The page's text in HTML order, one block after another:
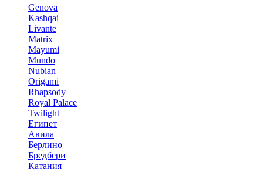
Genova
Kashqai
Livante
Matrix
Mayumi
Mundo
Nubian
Origami
Rhapsody
Royal Palace
Twilight
Египет
Авила
Берлино
Бредбери
Катания